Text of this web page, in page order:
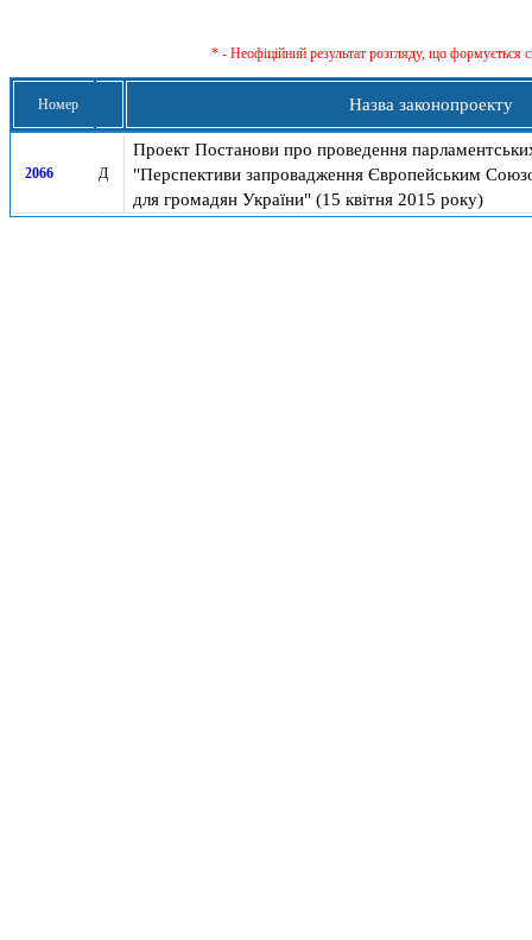
* - Неофіційний результат розгляду, що формується
Номер Назва законопроекту
2066 Д
Проект Постанови про проведення
"Перспективи запровадження Європейським
для громадян України" (15 квітня 2015 року)